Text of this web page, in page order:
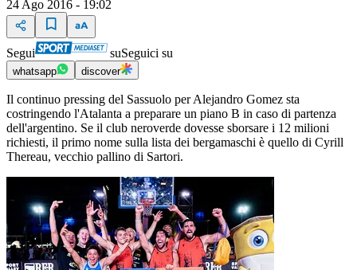
24 Ago 2016 - 19:02
Segui suSeguici su
whatsapp discover
Il continuo pressing del Sassuolo per Alejandro Gomez sta
costringendo l'Atalanta a preparare un piano B in caso di partenza
dell'argentino. Se il club neroverde dovesse sborsare i 12 milioni
richiesti, il primo nome sulla lista dei bergamaschi è quello di Cyrill
Thereau, vecchio pallino di Sartori.